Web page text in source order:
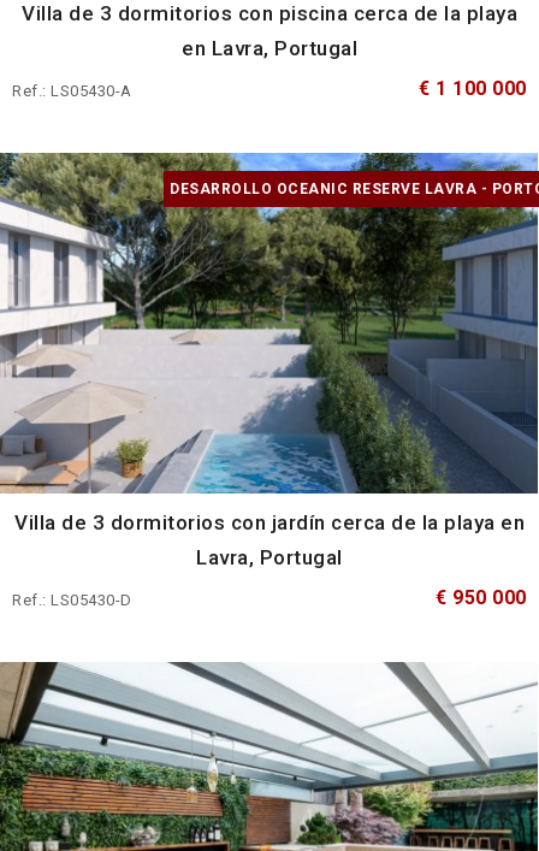
Villa de 3 dormitorios con piscina cerca de la playa
en Lavra, Portugal
Ref.: LS05430-A € 1 100 000
DESARROLLO OCEANIC RESERVE LAVRA -
Villa de 3 dormitorios con jardín cerca de la playa en
Lavra, Portugal
Ref.: LS05430-D € 950 000